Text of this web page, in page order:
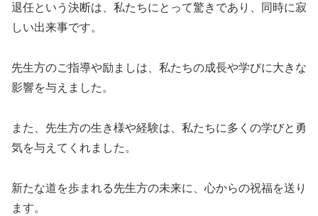
退任という決断は、私たちにとって驚きであり、同時に寂
しい出来事です。
先生方のご指導や励ましは、私たちの成長や学びに大きな
影響を与えました。
また、先生方の生き様や経験は、私たちに多くの学びと勇
気を与えてくれました。
新たな道を歩まれる先生方の未来に、心からの祝福を送り
ます。